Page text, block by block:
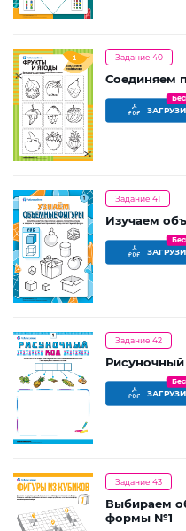
Задание 40
Соединяем
Задание 41
Изучаем
Задание 42
Задание 43
Выбираем
формы №1